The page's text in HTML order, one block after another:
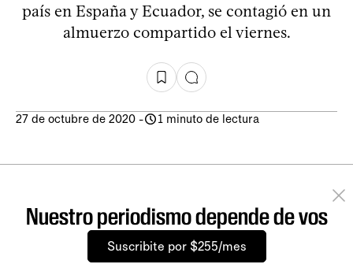
país en España y Ecuador, se contagió en un
almuerzo compartido el viernes.
27 de octubre de 2020 - 1 minuto de lectura
Nuestro periodismo depende de vos
Suscribite por $255/mes